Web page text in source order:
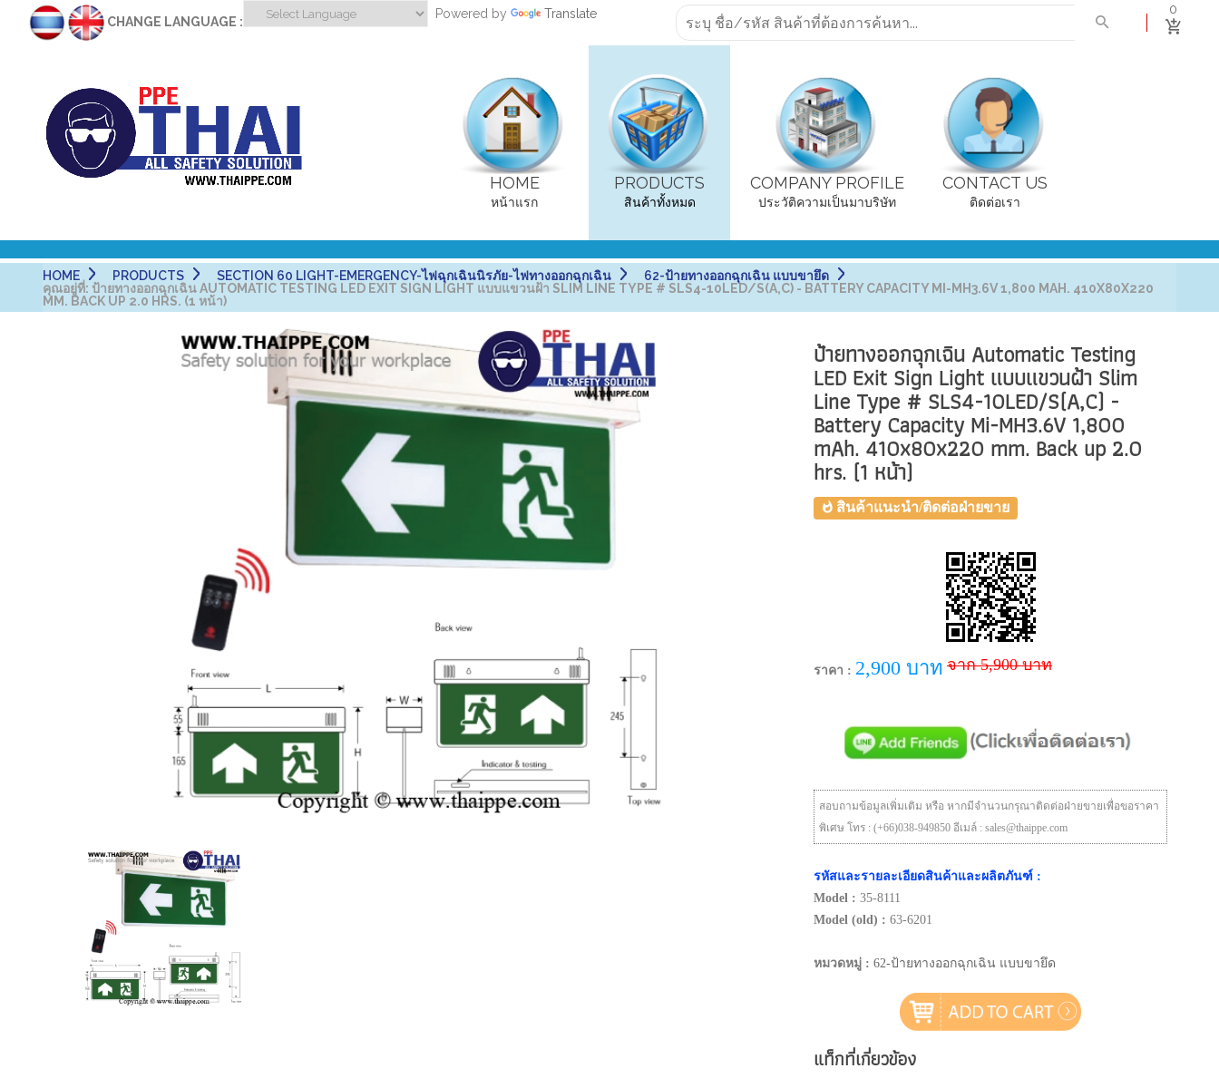
CHANGE LANGUAGE :
Powered by Translate 0
HOME
หน้าแรก
PRODUCTS
สินค้าทั้งหมด
COMPANY PROFILE
ประวัติความเป็นมาบริษัท
CONTACT US
ติดต่อเรา
HOME PRODUCTS SECTION 60 LIGHT-EMERGENCY-ไฟฉุกเฉินนิรภัย-ไฟทางออกฉุกเฉิน
62-ป้ายทางออกฉุกเฉิน แบบขายึด
คุณอยู่ที่: ป้ายทางออกฉุกเฉิน AUTOMATIC TESTING LED EXIT SIGN LIGHT แบบแขวนฝ้า SLIM LINE TYPE # SLS4-10LED/S(A,C) - BATTERY CAPACITY MI-MH3.6V 1,800 MAH. 410X80X220
MM. BACK UP 2.0 HRS. (1 หน้า)
ป้ายทางออกฉุกเฉิน Automatic Testing
LED Exit Sign Light แบบแขวนฝ้า Slim
Line Type # SLS4-10LED/S(A,C) -
Battery Capacity Mi-MH3.6V 1,800
mAh. 410x80x220 mm. Back up 2.0
hrs. (1 หน้า)
สินค้าแนะนำ/ติดต่อฝ่ายขาย
ราคา : 2,900 บาท จาก 5,900 บาท
สอบถามข้อมูลเพิ่มเติม หรือ หากมีจำนวนกรุณาติดต่อฝ่ายขายเพื่อขอราคา
พิเศษ โทร : (+66)038-949850 อีเมล์ : sales@thaippe.com
รหัสและรายละเอียดสินค้าและผลิตภันฑ์ :
Model : 35-8111
Model (old) : 63-6201
หมวดหมู่ : 62-ป้ายทางออกฉุกเฉิน แบบขายึด
แท็กที่เกี่ยวข้อง